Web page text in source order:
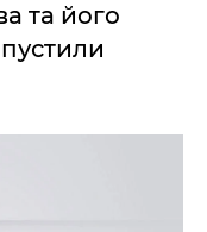
та його